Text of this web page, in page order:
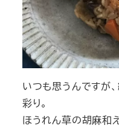
いつも思うんですが
彩り。
ほうれん草の胡麻和